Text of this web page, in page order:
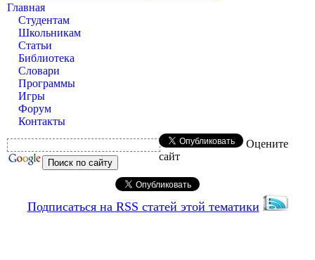
Главная
Студентам
Школьникам
Статьи
Библиотека
Словари
Программы
Игры
Форум
Контакты
Оцените
сайт
Подписаться на RSS статей этой тематики